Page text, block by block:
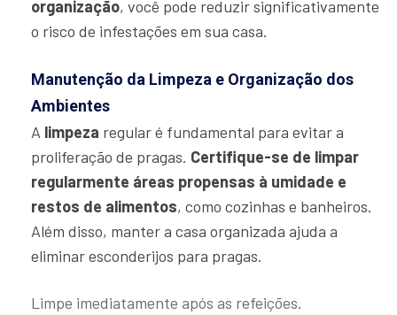
organização, você pode reduzir significativamente
o risco de infestações em sua casa.
Manutenção da Limpeza e Organização dos
Ambientes
A limpeza regular é fundamental para evitar a
proliferação de pragas. Certifique-se de limpar
regularmente áreas propensas à umidade e
restos de alimentos, como cozinhas e banheiros.
Além disso, manter a casa organizada ajuda a
eliminar esconderijos para pragas.
Limpe imediatamente após as refeições.